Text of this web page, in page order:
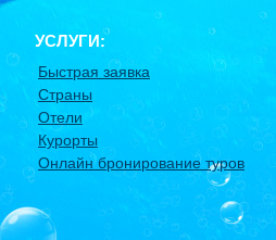
УСЛУГИ:
Быстрая заявка
Страны
Отели
Курорты
Онлайн бронирование туров